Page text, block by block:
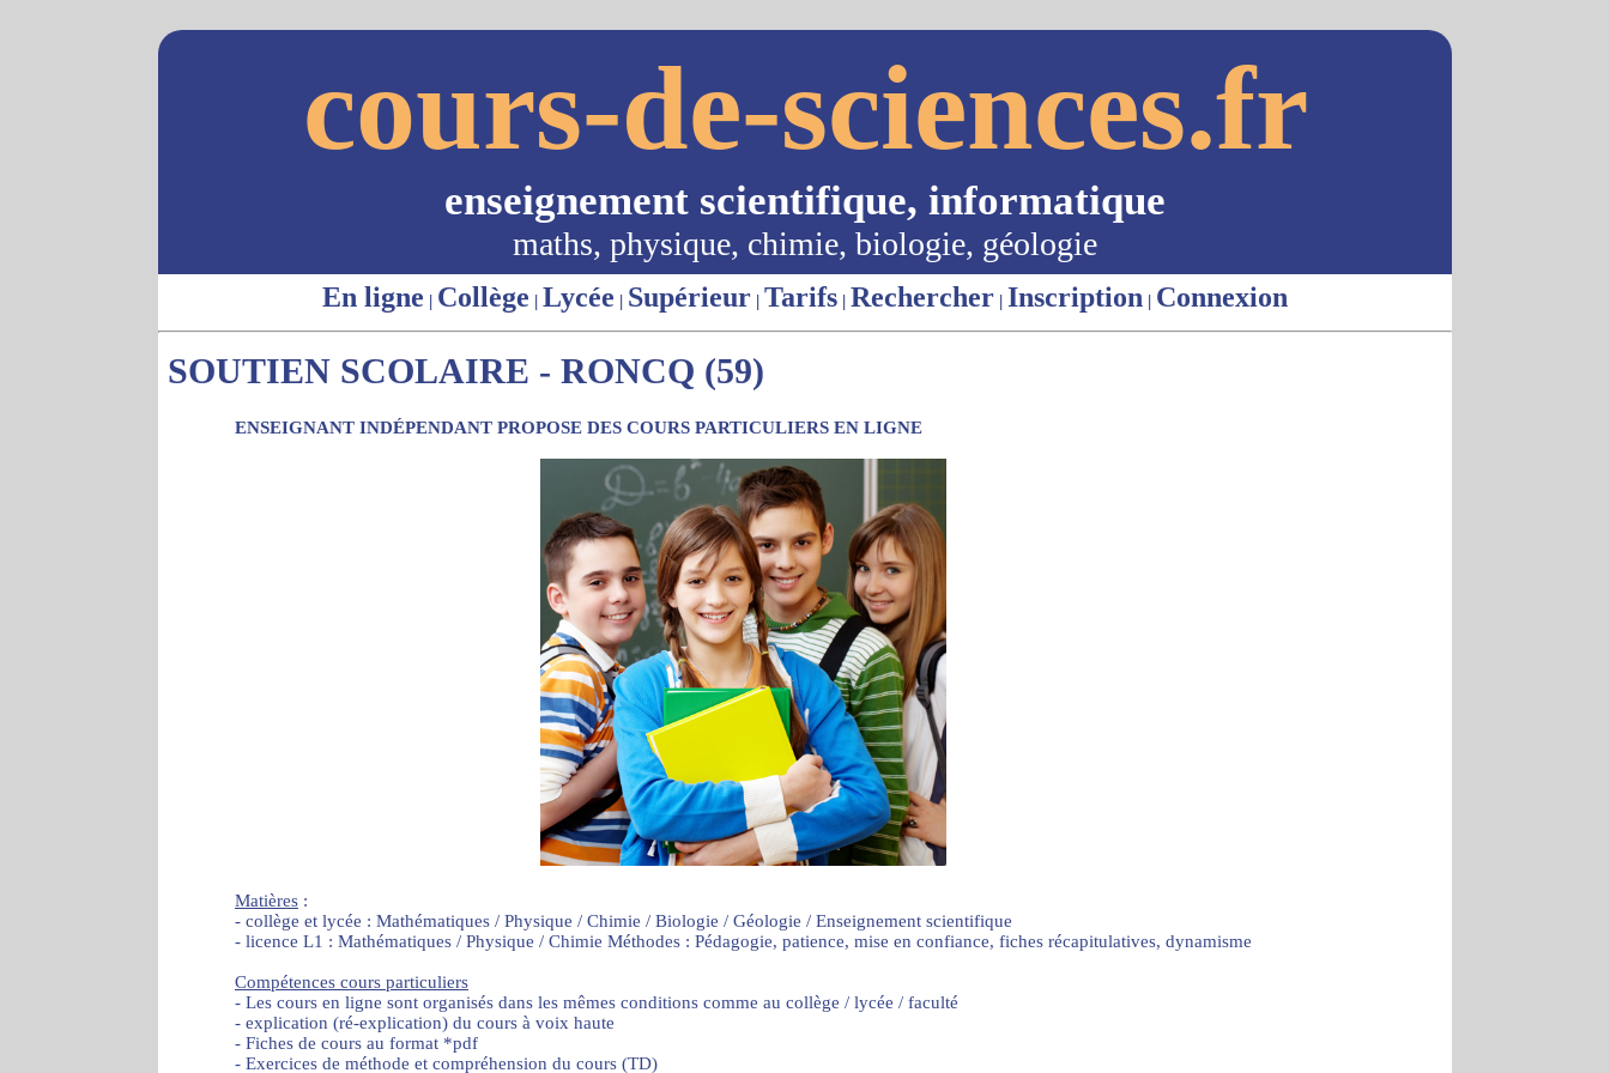
cours-de-sciences.fr
enseignement scientifique, informatique
maths, physique, chimie, biologie, géologie
En ligne | Collège | Lycée | Supérieur | Tarifs | Rechercher | Inscription | Connexion
SOUTIEN SCOLAIRE - RONCQ (59)
ENSEIGNANT INDÉPENDANT PROPOSE DES COURS PARTICULIERS EN LIGNE
Matières :
- collège et lycée : Mathématiques / Physique / Chimie / Biologie / Géologie / Enseignement scientifique
- licence L1 : Mathématiques / Physique / Chimie Méthodes : Pédagogie, patience, mise en confiance, fiches récapitulatives, dynamisme
Compétences cours particuliers
- Les cours en ligne sont organisés dans les mêmes conditions comme au collège / lycée / faculté
- explication (ré-explication) du cours à voix haute
- Fiches de cours au format *pdf
- Exercices de méthode et compréhension du cours (TD)